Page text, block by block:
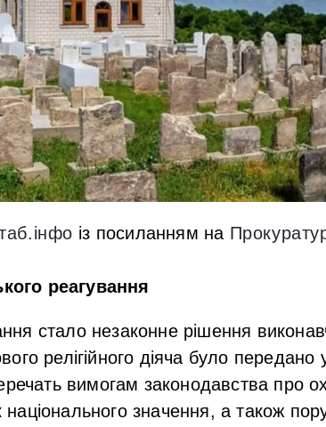
із посиланням на
реагування
стало незаконне рішення
релігійного діяча було передано
вимогам законодавства про
значення, а також